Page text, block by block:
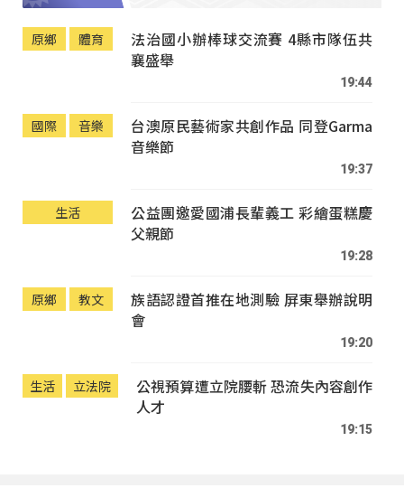
原鄉 體育
法治國小辦棒球交流賽 4縣市隊伍共
襄盛舉
19:44
國際 音樂
台澳原民藝術家共創作品 同登Garma
音樂節
19:37
生活
公益團邀愛國浦長輩義工 彩繪蛋糕慶
父親節
19:28
原鄉 教文
族語認證首推在地測驗 屏東舉辦說明
會
19:20
生活 立法院
公視預算遭立院腰斬 恐流失內容創作
人才
19:15